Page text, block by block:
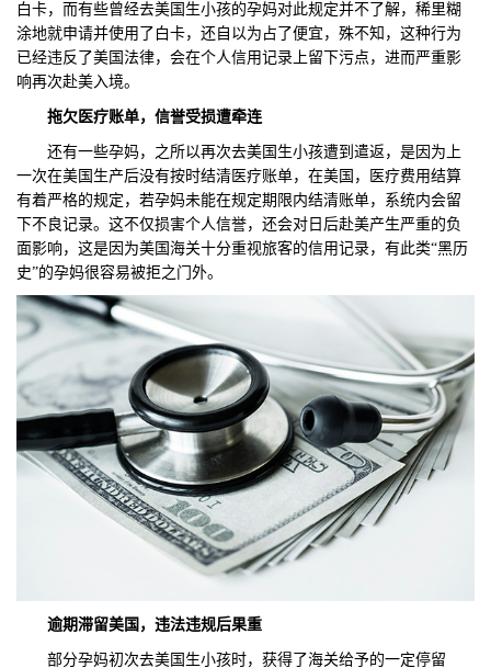
白卡，而有些曾经去美国生小孩的孕妈对此规定并不了解，稀里糊
涂地就申请并使用了白卡，还自以为占了便宜，殊不知，这种行为
已经违反了美国法律，会在个人信用记录上留下污点，进而严重影
响再次赴美入境。
拖欠医疗账单，信誉受损遭牵连
还有一些孕妈，之所以再次去美国生小孩遭到遣返，是因为上
一次在美国生产后没有按时结清医疗账单，在美国，医疗费用结算
有着严格的规定，若孕妈未能在规定期限内结清账单，系统内会留
下不良记录。这不仅损害个人信誉，还会对日后赴美产生严重的负
面影响，这是因为美国海关十分重视旅客的信用记录，有此类“黑历
史”的孕妈很容易被拒之门外。
逾期滞留美国，违法违规后果重
部分孕妈初次去美国生小孩时，获得了海关给予的一定停留